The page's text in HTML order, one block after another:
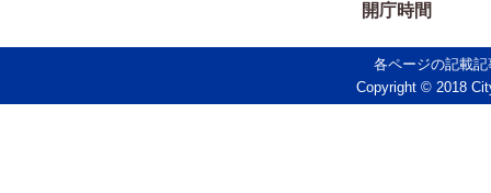
開庁時間
各ページの記載
Copyright © 2018